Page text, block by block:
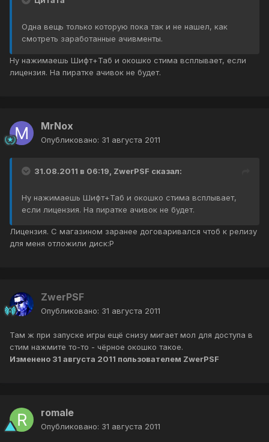
Одна вещь только которую пока так и не нашел, как
смотреть заработанные ачивменты.
Ну нажимаешь Шифт+Таб и окошко стима всплывает, если
лицензия. На пиратке ачивок не будет.
MrNox
Опубликовано: 31 августа 2011
31.08.2011 в 06:19, ZwerPSF сказал:
Ну нажимаешь Шифт+Таб и окошко стима всплывает,
если лицензия. На пиратке ачивок не будет.
Лицензия. С магазином заранее договаривался чтоб к релизу
для меня отложили диск:Р
ZwerPSF
Опубликовано: 31 августа 2011
Там ж при запуске игры ещё снизу мигает мол для доступа в
стим нажмите то-то - чёрное окошко такое.
Изменено 31 августа 2011 пользователем ZwerPSF
romale
Опубликовано: 31 августа 2011